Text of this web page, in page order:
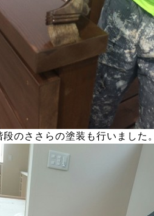
のささらの塗装も行いました。